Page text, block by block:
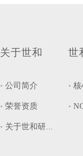
关于世和
公司简介
荣誉资质
关于世和研究院
世